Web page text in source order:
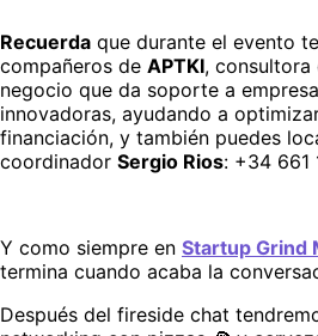
Recuerda que durante el evento
compañeros de APTKI,
negocio que da soporte a
innovadoras, ayudando a
financiación, y también puedes
coordinador Sergio Rios: +34 661
Y como siempre en Startup Grind
termina cuando acaba la
Después del fireside chat